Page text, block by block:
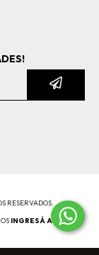
RESERVADOS.
INGRESÁ ACÁ.